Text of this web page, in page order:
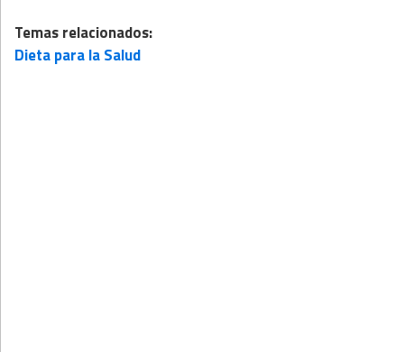
Temas relacionados:
Dieta para la Salud